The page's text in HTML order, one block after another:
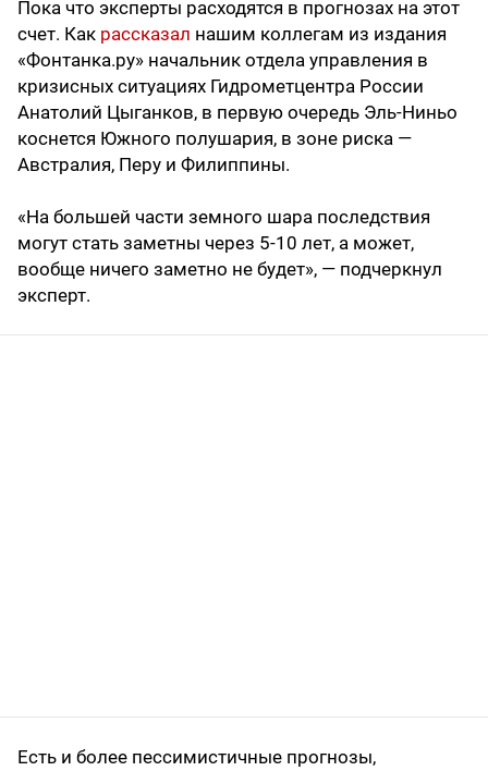
Пока что эксперты расходятся в прогнозах на этот
счет. Как рассказал нашим коллегам из издания
«Фонтанка.ру» начальник отдела управления в
кризисных ситуациях Гидрометцентра России
Анатолий Цыганков, в первую очередь Эль-Ниньо
коснется Южного полушария, в зоне риска —
Австралия, Перу и Филиппины.
«На большей части земного шара последствия
могут стать заметны через 5-10 лет, а может,
вообще ничего заметно не будет», — подчеркнул
эксперт.
Есть и более пессимистичные прогнозы,